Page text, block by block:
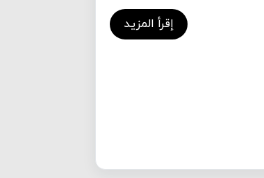
إقرأ المزيد